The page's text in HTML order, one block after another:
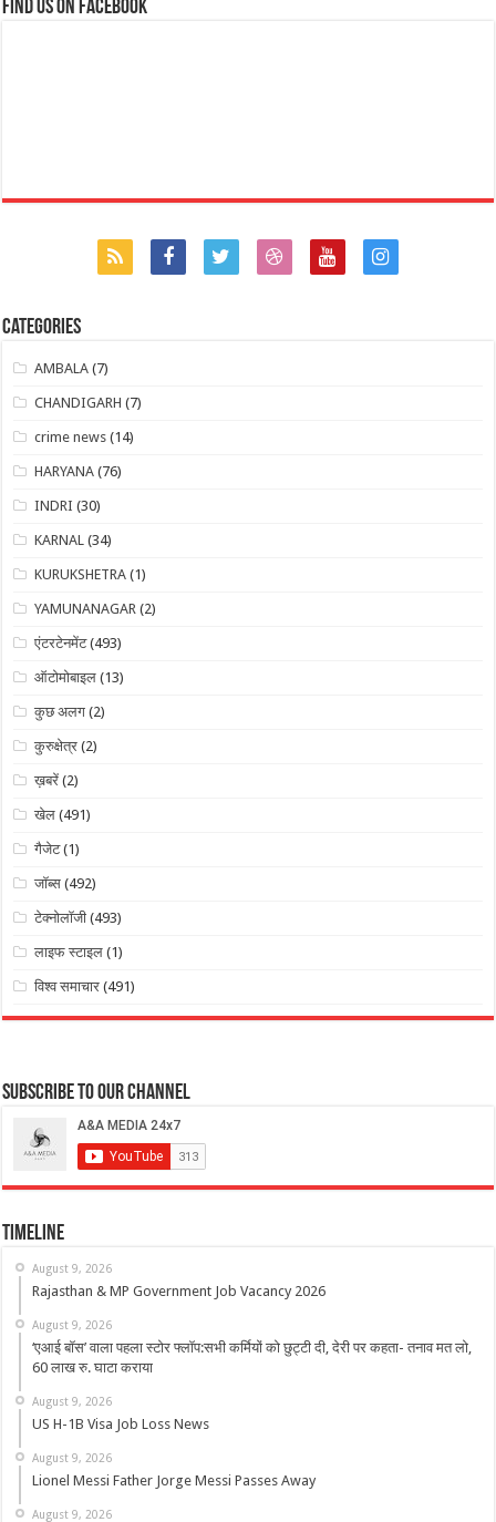
Find us on Facebook
Categories
AMBALA (7)
CHANDIGARH (7)
crime news (14)
HARYANA (76)
INDRI (30)
KARNAL (34)
KURUKSHETRA (1)
YAMUNANAGAR (2)
एंटरटेनमेंट(493)
ऑटोमोबाइल (13)
कुछ अलग (2)
कुरुक्षेत्र (2)
ख़बरें (2)
खेल (491)
गैजेट(1)
जॉब्स (492)
टेक्नोलॉजी (493)
लाइफ स्टाइल (1)
विश्व समाचार (491)
Subscribe to our Channel
Timeline
August 9, 2026
Rajasthan & MP Government Job Vacancy 2026
August 9, 2026
‘एआई बॉस’ वाला पहला स्टोर फ्लॉप:सभी कर्मियों को छुट्टी दी, देरी पर कहता- तनाव मत लो,
60 लाख रु. घाटा कराया
August 9, 2026
US H-1B Visa Job Loss News
August 9, 2026
Lionel Messi Father Jorge Messi Passes Away
August 9, 2026